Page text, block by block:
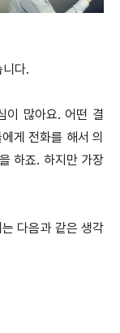
다.
이 많아요. 어떤 결
게 전화를 해서 의
하죠. 하지만 가장
다음과 같은 생각